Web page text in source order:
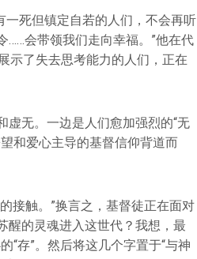
一死但镇定自若的人们，不会再听
……会带领我们走向幸福。”他在代
示了失去思考能力的人们，正在
无。一边是人们愈加强烈的“无
和爱心主导的基督信仰背道而
接触。”换言之，基督徒正在面对
醒的灵魂进入这世代？我想，最
“存”。然后将这几个字置于“与神